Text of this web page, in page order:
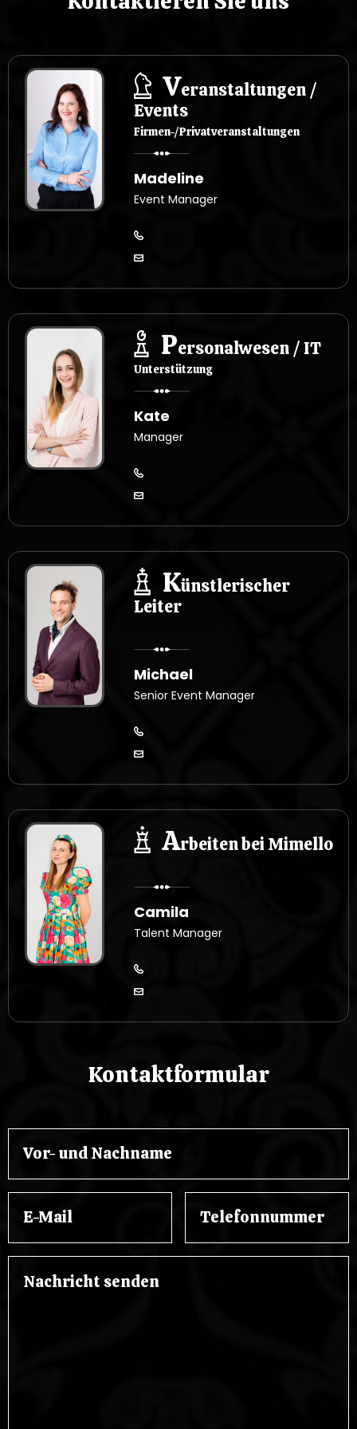
Veranstaltungen /
Events
Firmen-/Privatveranstaltungen
Madeline
Event Manager
Personalwesen / IT
Unterstützung
Kate
Manager
Künstlerischer
Leiter
Michael
Senior Event Manager
Arbeiten bei Mimello
Camila
Talent Manager
Kontaktformular